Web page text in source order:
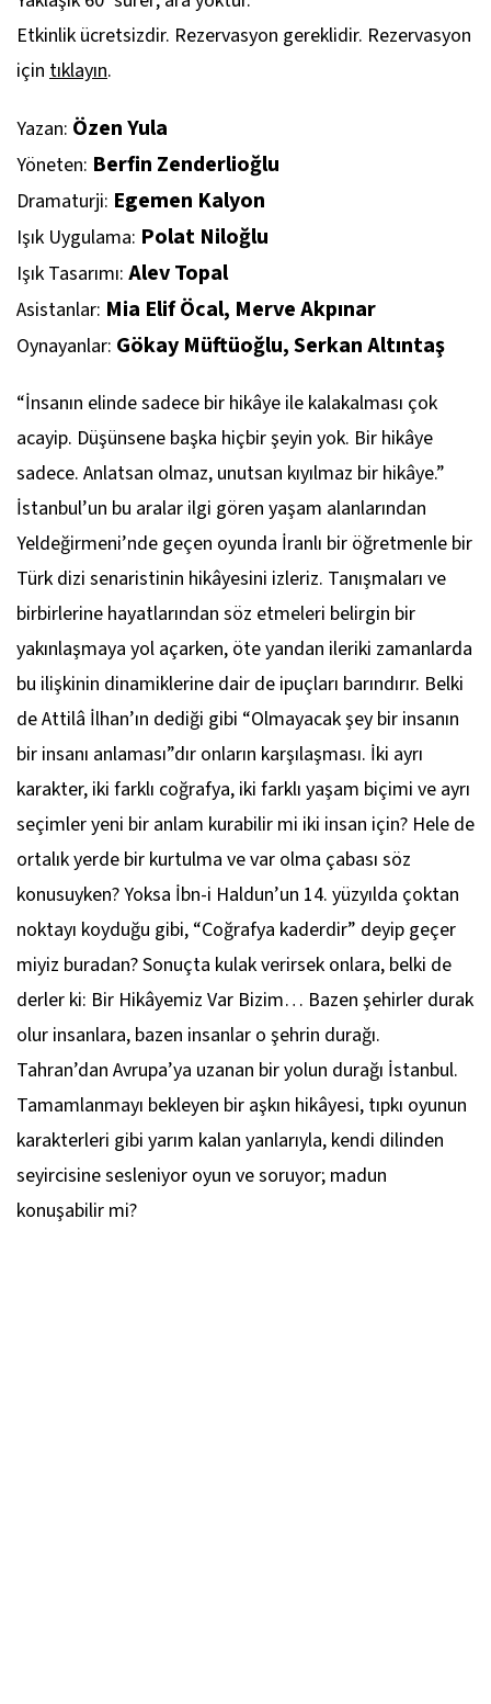
Etkinlik ücretsizdir. Rezervasyon gereklidir. Rezervasyon
için tıklayın.
Yazan: Özen Yula
Yöneten: Berfin Zenderlioğlu
Dramaturji: Egemen Kalyon
Işık Uygulama: Polat Niloğlu
Işık Tasarımı: Alev Topal
Asistanlar: Mia Elif Öcal, Merve Akpınar
Oynayanlar: Gökay Müftüoğlu, Serkan Altıntaş
“İnsanın elinde sadece bir hikâye ile kalakalması çok
acayip. Düşünsene başka hiçbir şeyin yok. Bir hikâye
sadece. Anlatsan olmaz, unutsan kıyılmaz bir hikâye.”
İstanbul’un bu aralar ilgi gören yaşam alanlarından
Yeldeğirmeni’nde geçen oyunda İranlı bir öğretmenle bir
Türk dizi senaristinin hikâyesini izleriz. Tanışmaları ve
birbirlerine hayatlarından söz etmeleri belirgin bir
yakınlaşmaya yol açarken, öte yandan ileriki zamanlarda
bu ilişkinin dinamiklerine dair de ipuçları barındırır. Belki
de Attilâ İlhan’ın dediği gibi “Olmayacak şey bir insanın
bir insanı anlaması”dır onların karşılaşması. İki ayrı
karakter, iki farklı coğrafya, iki farklı yaşam biçimi ve ayrı
seçimler yeni bir anlam kurabilir mi iki insan için? Hele de
ortalık yerde bir kurtulma ve var olma çabası söz
konusuyken? Yoksa İbn-i Haldun’un 14. yüzyılda çoktan
noktayı koyduğu gibi, “Coğrafya kaderdir” deyip geçer
miyiz buradan? Sonuçta kulak verirsek onlara, belki de
derler ki: Bir Hikâyemiz Var Bizim… Bazen şehirler durak
olur insanlara, bazen insanlar o şehrin durağı.
Tahran’dan Avrupa’ya uzanan bir yolun durağı İstanbul.
Tamamlanmayı bekleyen bir aşkın hikâyesi, tıpkı oyunun
karakterleri gibi yarım kalan yanlarıyla, kendi dilinden
seyircisine sesleniyor oyun ve soruyor; madun
konuşabilir mi?